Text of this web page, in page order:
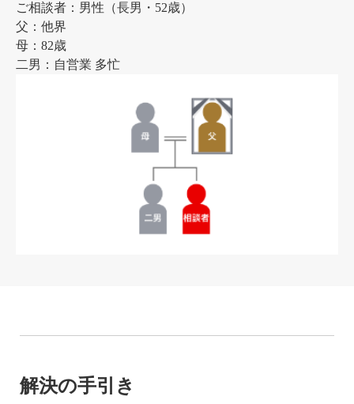
ご相談者：男性（長男・52歳）
父：他界
母：82歳
二男：自営業 多忙
解決の手引き